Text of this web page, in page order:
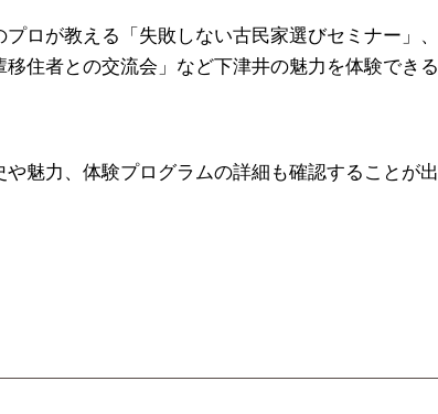
ロが教える「失敗しない古民家選びセミナー」、
住者との交流会」など下津井の魅力を体験できる
や魅力、体験プログラムの詳細も確認することが出